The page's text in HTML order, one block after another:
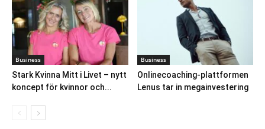
Business
Stark Kvinna Mitt i Livet – nytt
koncept för kvinnor och...
Business
Onlinecoaching-plattformen
Lenus tar in megainvestering